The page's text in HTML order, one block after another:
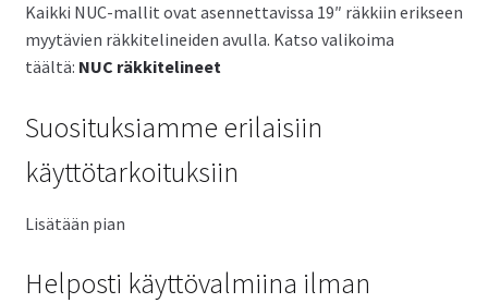
Kaikki NUC-mallit ovat asennettavissa 19″ räkkiin erikseen
myytävien räkkitelineiden avulla. Katso valikoima
täältä: NUC räkkitelineet
Suosituksiamme erilaisiin
käyttötarkoituksiin
Lisätään pian
Helposti käyttövalmiina ilman